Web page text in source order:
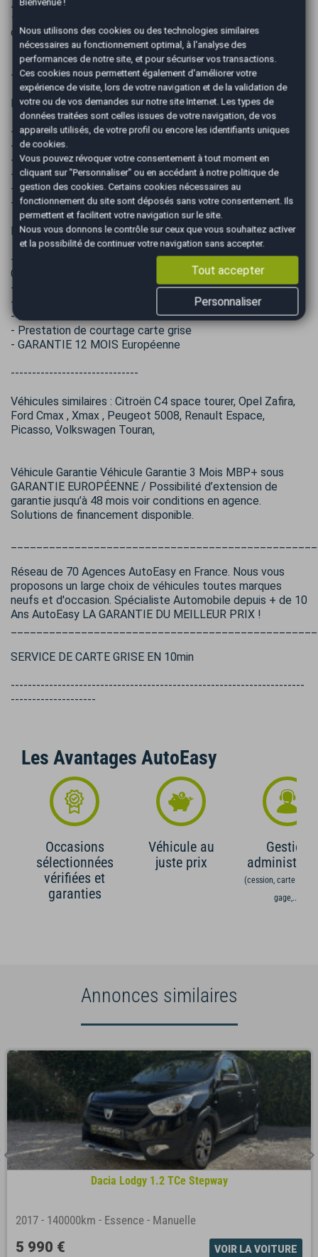
⚠️ Aucune réservation ne sera acceptée sans acompte ✍
⚜️ Des erreurs pouvant se glisser dans nos annonces merci
de nous contacter pour plus de renseignements
---------- PRESTATIONS OPTIONNELLES ----------
Pack Easy Confort à 1099 €
- Nettoyage Extérieur manuel
- Pressing intérieur
- Energie 1/2 plein
- Gestion du dossier administratif
- Mise en main du véhicule
- GARANTIE 6 mois Européenne
Pack EASY PREMIUM à partir de 1499 € TTC* :
- Nettoyage Prestige (LUSTRAGE COMPLET
CARROSSERIE)
- Energie 1 Plein Complet
- Gestion du dossier administratif
- Mise en Main du véhicule
- Prestation de courtage carte grise
- GARANTIE 12 MOIS Européenne
------------------------------
Véhicules similaires : Citroën C4 space tourer, Opel Zafira,
Ford Cmax , Xmax , Peugeot 5008, Renault Espace,
Picasso, Volkswagen Touran,
Véhicule Garantie Véhicule Garantie 3 Mois MBP+ sous
GARANTIE EUROPÉENNE / Possibilité d’extension de
garantie jusqu’à 48 mois voir conditions en agence.
Solutions de financement disponible.
Réseau de 70 Agences AutoEasy en France. Nous vous
proposons un large choix de véhicules toutes marques
neufs et d'occasion. Spécialiste Automobile depuis + de 10
Ans AutoEasy LA GARANTIE DU MEILLEUR PRIX !
SERVICE DE CARTE GRISE EN 10min
---------------------------------------------------------------------
--------------------
Les Avantages AutoEasy
Occasions
sélectionnées
vérifiées et
garanties
Véhicule au
juste prix
Gestion
(cession, carte grise,
gage,...)
Annonces similaires
Dacia Lodgy 1.2 TCe Stepway
2017 - 140000km - Essence - Manuelle
5 990 € VOIR LA VOITURE
Bienvenue !
Nous utilisons des cookies ou des technologies similaires
nécessaires au fonctionnement optimal, à l'analyse des
performances de notre site, et pour sécuriser vos transactions.
Ces cookies nous permettent également d'améliorer votre
expérience de visite, lors de votre navigation et de la validation de
votre ou de vos demandes sur notre site Internet. Les types de
données traitées sont celles issues de votre navigation, de vos
appareils utilisés, de votre profil ou encore les identifiants uniques
de cookies.
Vous pouvez révoquer votre consentement à tout moment en
cliquant sur "Personnaliser" ou en accédant à notre politique de
gestion des cookies. Certains cookies nécessaires au
fonctionnement du site sont déposés sans votre consentement. Ils
permettent et facilitent votre navigation sur le site.
Nous vous donnons le contrôle sur ceux que vous souhaitez activer
et la possibilité de continuer votre navigation sans accepter.
Tout accepter
Personnaliser